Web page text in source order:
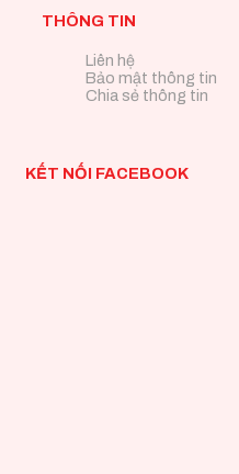
THÔNG TIN
Liên hệ
Bảo mật thông tin
Chia sẻ thông tin
KẾT NỐI FACEBOOK